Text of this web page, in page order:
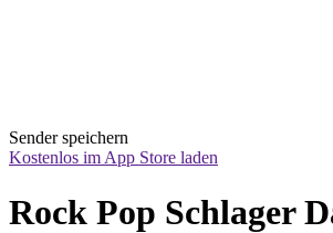
Sender speichern
Kostenlos im App Store laden
Rock Pop Schlager